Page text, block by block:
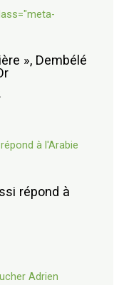
», Dembélé
répond à